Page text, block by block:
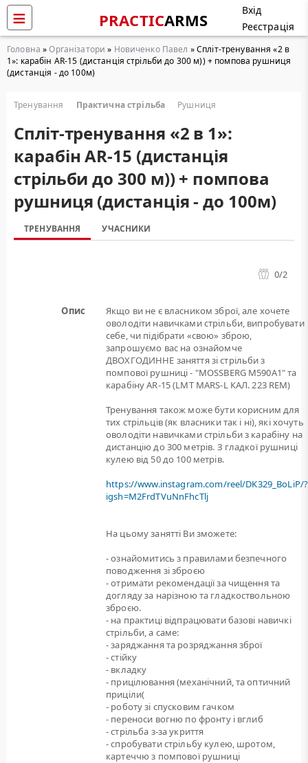
PRACTICARMS
Вхід
Реєстрація
Головна »Організатори » Новиченко Павел » Cпліт-тренування «2 в
1»: карабін AR-15 (дистанція стрільби до 300 м)) + помпова рушниця
(дистанція - до 100м)
Тренування Практична стрільба Рушниця
Cпліт-тренування «2 в 1»:
карабін AR-15 (дистанція
стрільби до 300 м)) + помпова
рушниця (дистанція - до 100м)
ТРЕНУВАННЯ УЧАСНИКИ
0/2
Опис
Якщо ви не є власником зброї, але хочете
оволодіти навичками стрільби, випробувати
себе, чи підібрати «свою» зброю,
запрошуємо вас на ознайомче
ДВОХГОДИННЕ заняття зі стрільби з
помпової рушниці - "MOSSBERG M590A1" та
карабіну AR-15 (LMT MARS-L КАЛ. 223 REM)
Тренування також може бути корисним для
тих стрільців (як власники так і ні), які хочуть
оволодіти навичками стрільби з карабіну на
дистанцію до 300 метрів. З гладкої рушниці
кулею від 50 до 100 метрів.
https://www.instagram.com/reel/DK329_BoLiP/?
igsh=M2FrdTVuNnFhcTlj
На цьому занятті Ви зможете:
- ознайомитись з правилами безпечного
поводження зі зброєю
- отримати рекомендації за чищення та
догляду за нарізною та гладкоствольною
зброєю.
- на практиці відпрацювати базові навичкі
стрільби, а саме:
- заряджання та розряджання зброї
- стійку
- вкладку
- прицілювання (механічний, та оптичний
приціли(
- роботу зі спусковим гачком
- переноси вогню по фронту і вглиб
- стрільба з-за укриття
- спробувати стрільбу кулею, шротом,
картеччю з помпової рушниці